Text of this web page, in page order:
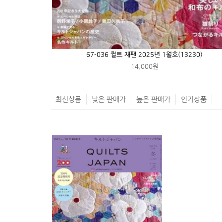
67-036 퀼트 재팬 2025년 1월호(13230)
14,000원
최신상품 낮은 판매가 높은 판매가 인기상품